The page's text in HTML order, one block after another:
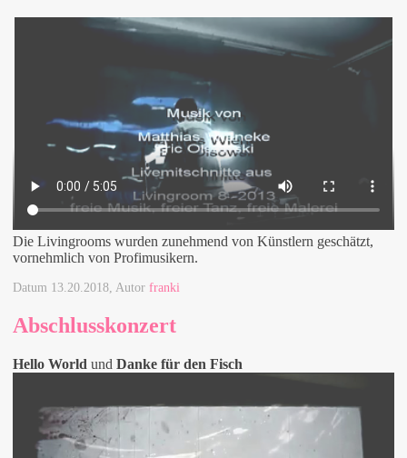
Die Livingrooms wurden zunehmend von Künstlern geschätzt,
vornehmlich von Profimusikern.
Datum 13.20.2018 , Autor franki
Abschlusskonzert
Hello World und Danke für den Fisch